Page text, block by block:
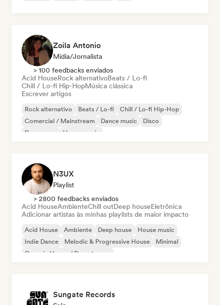
Zoila Antonio
Mídia/Jornalista
> 100 feedbacks enviados
Acid HouseRock alternativoBeats / Lo-fi
Chill / Lo-fi Hip-HopMúsica clássica
Escrever artigos
Rock alternativo Beats / Lo-fi
Chill / Lo-fi Hip-Hop
Comercial / Mainstream
Dance music
Disco
Dream pop
House music
N3UX
Playlist
> 2800 feedbacks enviados
Acid HouseAmbienteChill outDeep houseEletrônica
Adicionar artistas às minhas playlists de maior impacto
Acid House Ambiente Deep house
House music
Indie Dance
Melodic & Progressive House
Minimal
Organic House / Downtempo
Sungate Records